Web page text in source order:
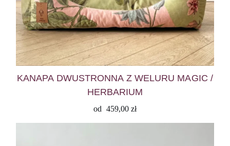
KANAPA DWUSTRONNA Z WELURU MAGIC /
HERBARIUM
od 459,00 zł